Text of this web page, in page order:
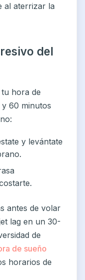
al aterrizar la
del
hora de
60 minutos
y levántate
antes de volar
lag en un 30-
de
de sueño
horarios de